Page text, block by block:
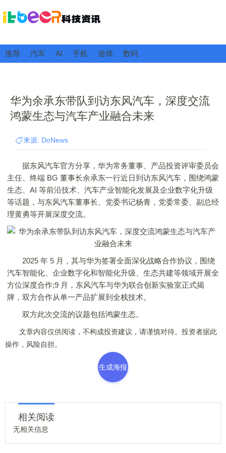
推荐 汽车 AI 手机 游戏 数码
华为余承东带队到访东风汽车，深度交流
鸿蒙生态与汽车产业融合未来
来源: DoNews
据东风汽车官方分享，华为常务董事、产品投资评审委员会
主任、终端 BG 董事长余承东一行近日到访东风汽车，围绕鸿蒙
生态、AI 等前沿技术、汽车产业智能化发展及企业数字化升级
等话题，与东风汽车董事长、党委书记杨青，党委常委、副总经
理黄勇等开展深度交流。
2025 年 5 月，其与华为签署全面深化战略合作协议，围绕
汽车智能化、企业数字化和智能化升级、生态共建等领域开展全
方位深度合作;9 月，东风汽车与华为联合创新实验室正式揭
牌，双方合作从单一产品扩展到全栈技术。
双方此次交流的议题包括鸿蒙生态。
文章内容仅供阅读，不构成投资建议，请谨慎对待。投资者据此
操作，风险自担。
生成海报
相关阅读
无相关信息